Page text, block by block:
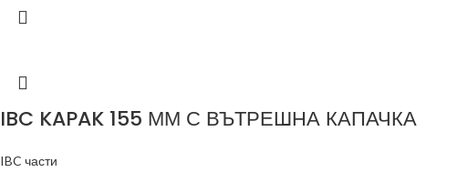
IBC KAPAK 155 ММ С ВЪТРЕШНА КАПАЧКА
IBC части